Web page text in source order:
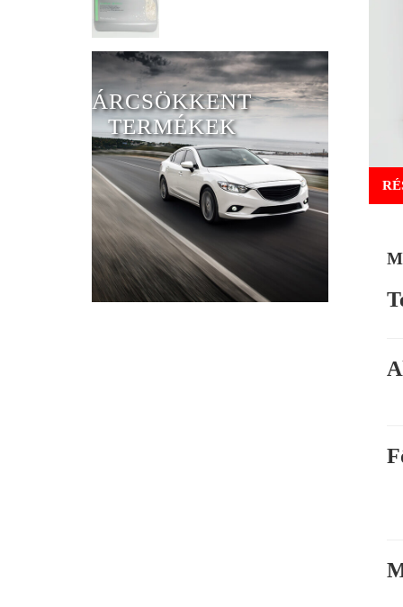
ÁRCSÖKKENT
TERMÉKEK